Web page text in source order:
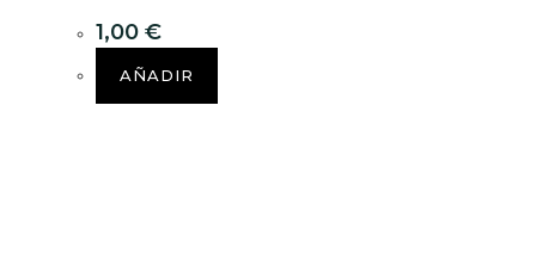
1,00 €
AÑADIR